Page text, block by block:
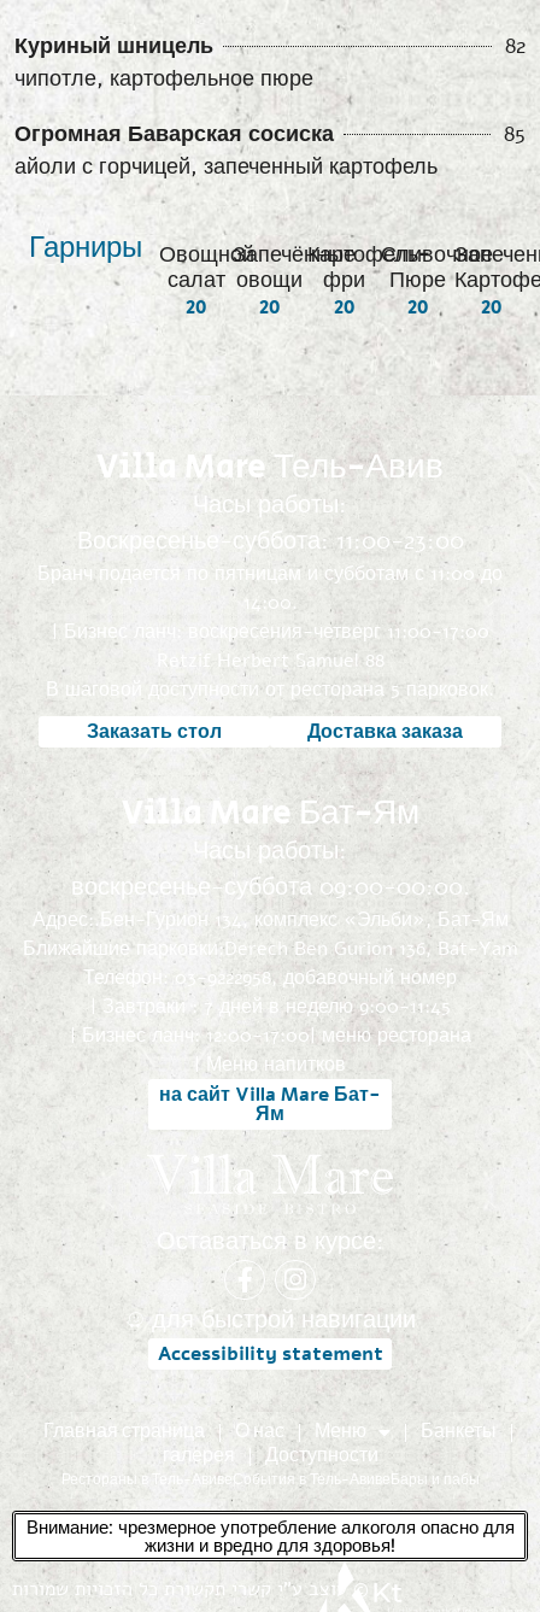
Куриный шницель
82
чипотле, картофельное пюре
Огромная Баварская сосиска
85
айоли с горчицей, запеченный картофель
Гарниры Овощной
салат
20
Запечённые
овощи
20
Картофель-
фри
20
Сливочное
Пюре
20 20
Villa Mare Бат-Ям
Часы работы:
воскресенье-суббота 09:00-00:00.
Адрес:.Бен-Гурион 134, комплекс «Эльби», Бат-Ям
Ближайшие парковки:Derech Ben Gurion 136, Bat-Yam
Телефон: 03-9222958, добавочный номер
| Завтраки : 7 дней в неделю 9:00-11:45
| Бизнес ланч: 12:00-17:00| меню ресторана
| Меню напитков
на сайт Villa Mare Бат-
Ям
Villa Mare Тель-Авив
Часы работы:
Воскресенье-суббота: 11:00-23:00
Бранч подается по пятницам и субботам с 11:00 до
14:00.
| Бизнес ланч: воскресения-четверг 11:00-17:00
Retzif Herbert Samuel 88
В шаговой доступности от ресторана 5 парковок.
Заказать стол
Доставка заказа
Оставаться в курсе:
для быстрой навигации
Accessibility statement
Главная страница О нас Меню
Банкеты
галерея
Доступности
Рестораны в Тель-Авиве События в Тель-АвивеБары и пабы
עוצב ע"י קשרי תקשורת כל הזכויות שמורות ©
Внимание: чрезмерное употребление алкоголя опасно для
жизни и вредно для здоровья!